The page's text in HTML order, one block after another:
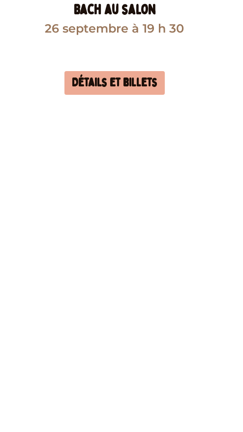
Bach au salon
26 septembre à 19 h 30
Détails et billets